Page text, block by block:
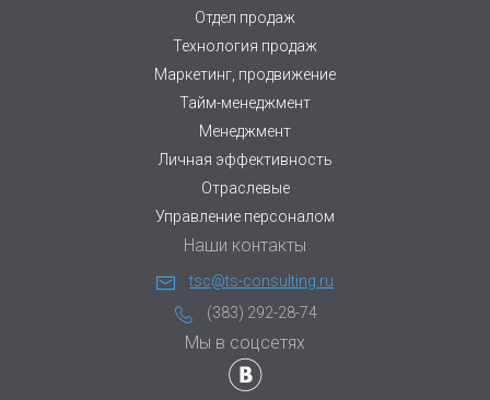
Отдел продаж
Технология продаж
Маркетинг, продвижение
Тайм-менеджмент
Менеджмент
Личная эффективность
Отраслевые
Управление персоналом
Наши контакты
tsc@ts-consulting.ru
(383) 292-28-74
Мы в соцсетях